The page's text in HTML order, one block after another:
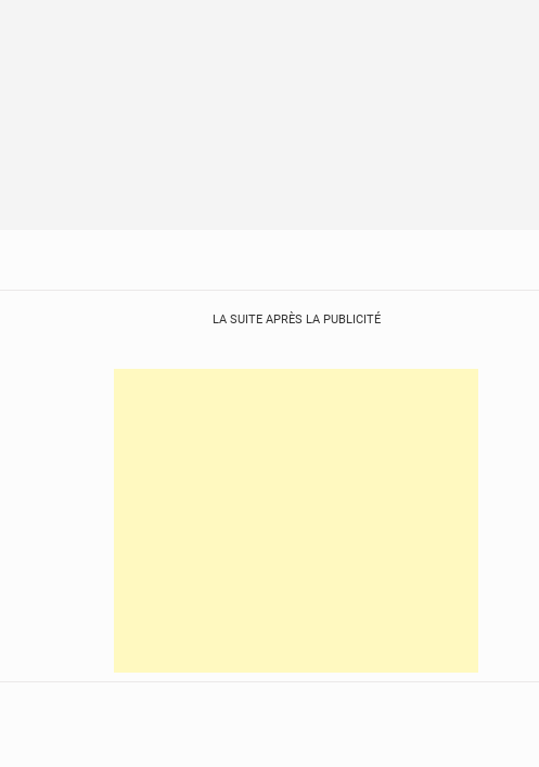
LA SUITE APRÈS LA PUBLICITÉ